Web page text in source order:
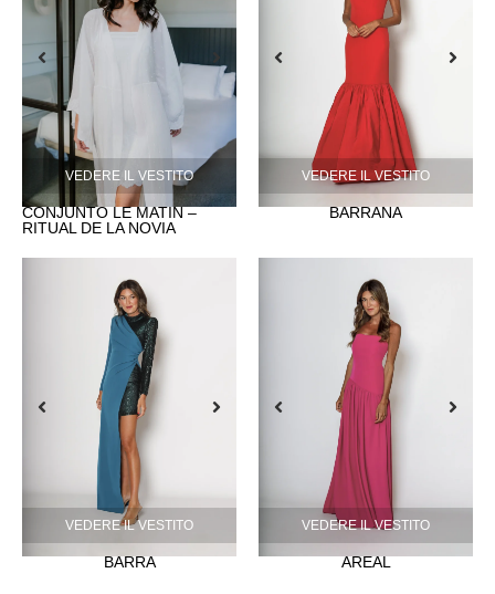
VEDERE IL VESTITO
CONJUNTO LE MATIN –
RITUAL DE LA NOVIA
VEDERE IL VESTITO
BARRAÑA
VEDERE IL VESTITO
BARRA
VEDERE IL VESTITO
AREAL